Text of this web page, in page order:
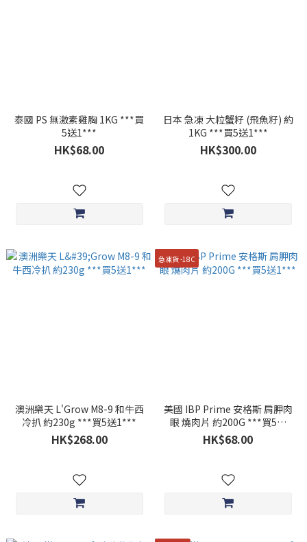
泰國 PS 無激素雞胸 1KG ***買
5送1***
HK$68.00
日本 急凍 大粒蟹籽 (飛魚籽) 約
1KG ***買5送1***
HK$300.00
澳洲樂天 L'Grow M8-9 和牛西
冷扒 約230g ***買5送1***
HK$268.00
急凍貨 -18C
美國 IBP Prime 安格斯 肩胛肉
眼 燒肉片 約200G ***買5送
1***
HK$68.00